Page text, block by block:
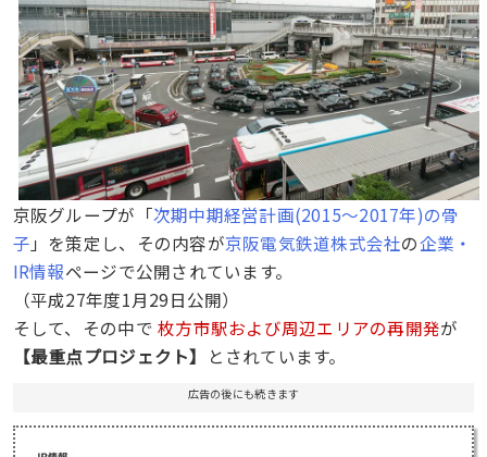
京阪グループが「次期中期経営計画(2015〜2017年)の骨
子 」を策定し、その内容が京阪電気鉄道株式会社の企業・
IR情報ページで公開されています。
（平成27年度1月29日公開）
そして、その中で枚方市駅および周辺エリアの再開発が
【最重点プロジェクト】
とされています。
広告の後にも続きます